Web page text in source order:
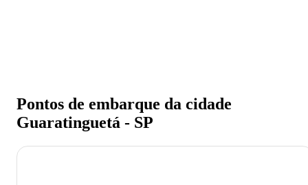
Pontos de embarque da cidade
Guaratinguetá - SP